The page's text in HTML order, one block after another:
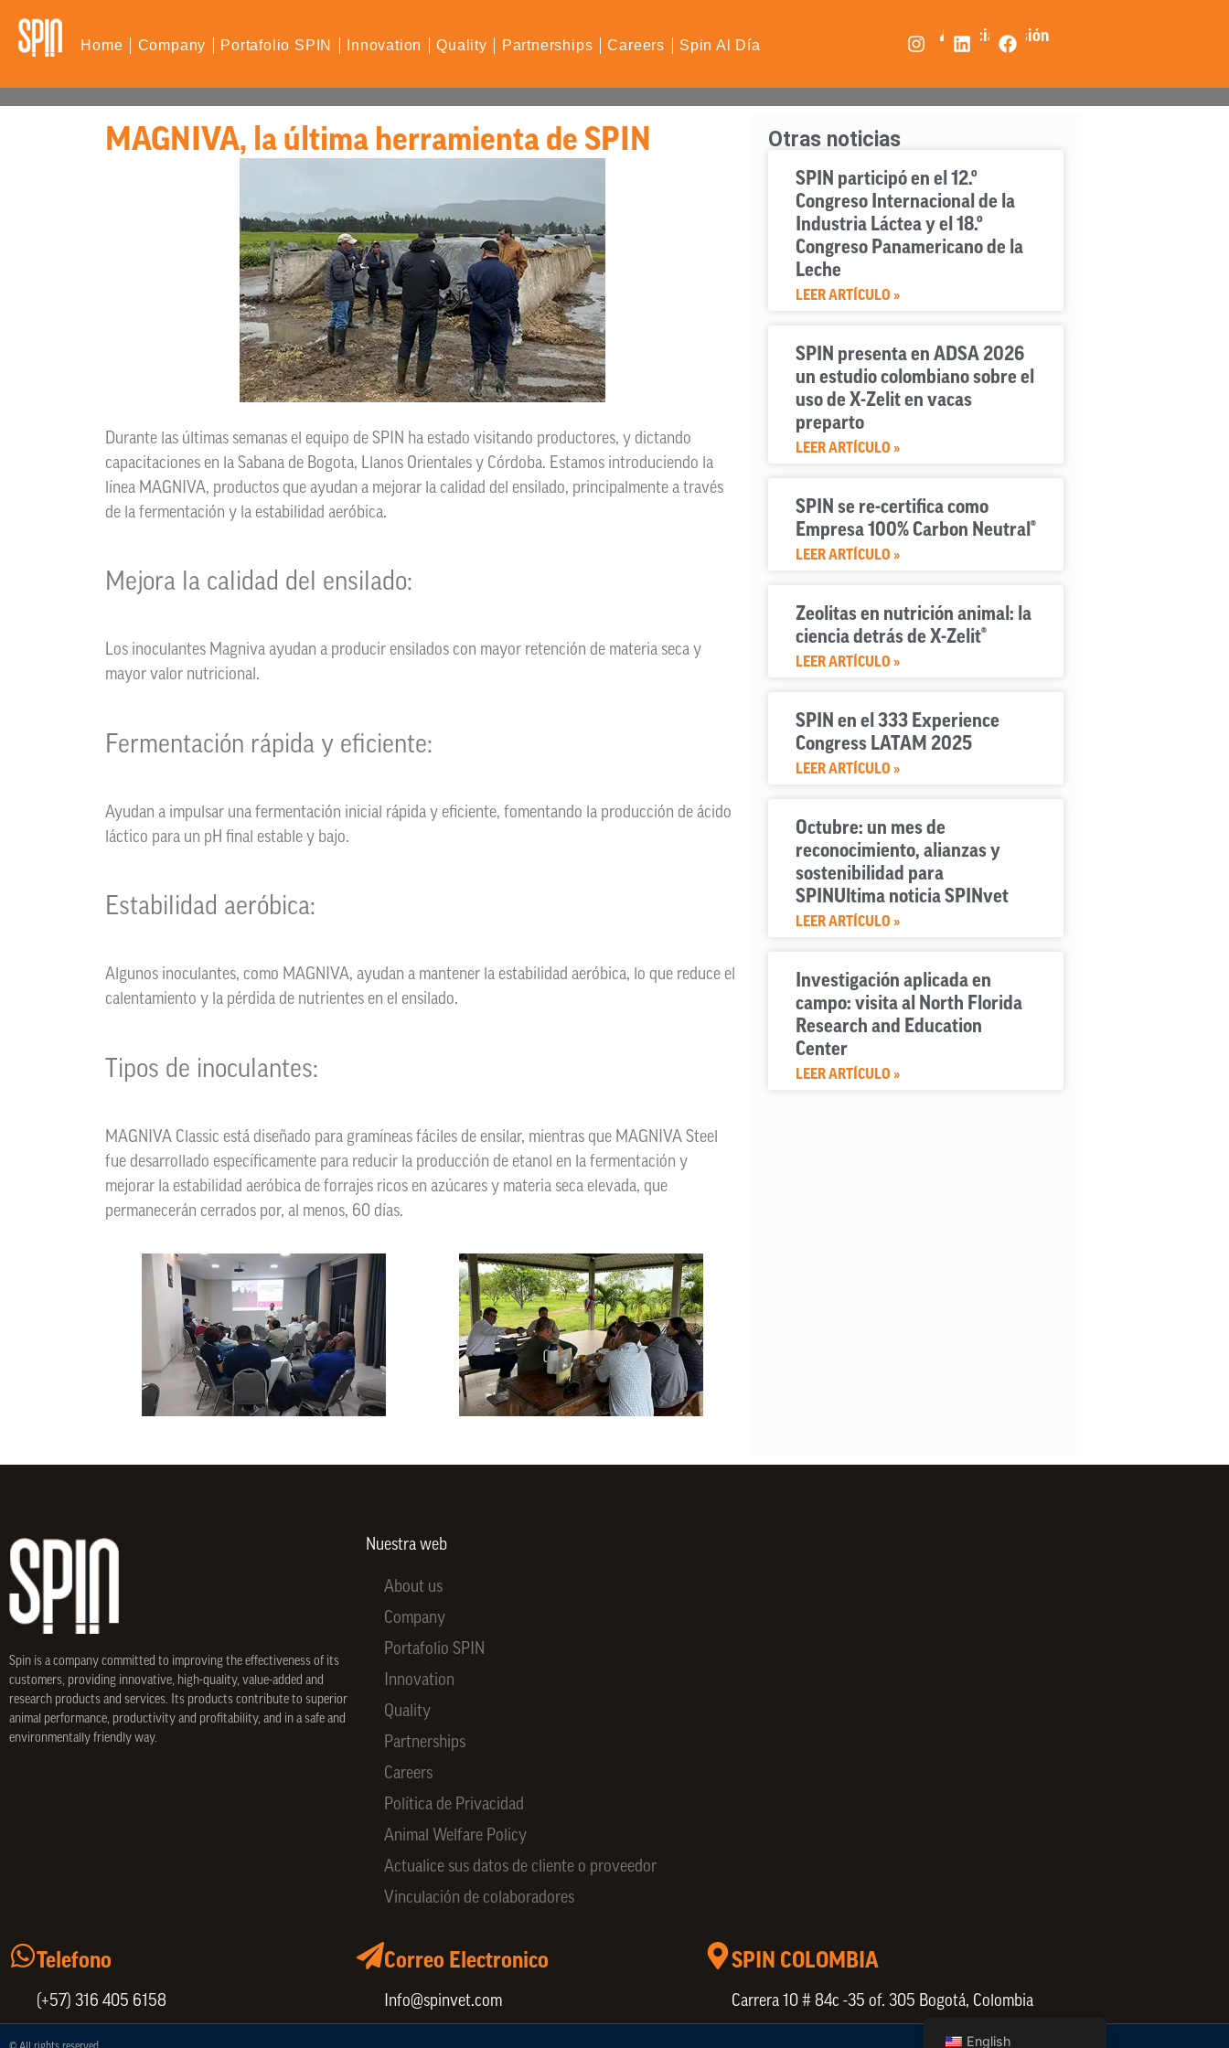
Home Company Portafolio SPIN Innovation Quality Partnerships Careers Spin Al Día 👤 Iniciar Sesión
MAGNIVA, la última herramienta de SPIN
Durante las últimas semanas el equipo de SPIN ha estado visitando productores, y dictando
capacitaciones en la Sabana de Bogota, Llanos Orientales y Córdoba. Estamos introduciendo la
línea MAGNIVA, productos que ayudan a mejorar la calidad del ensilado, principalmente a través
de la fermentación y la estabilidad aeróbica.
Mejora la calidad del ensilado:
Los inoculantes Magniva ayudan a producir ensilados con mayor retención de materia seca y
mayor valor nutricional.
Fermentación rápida y eficiente:
Ayudan a impulsar una fermentación inicial rápida y eficiente, fomentando la producción de ácido
láctico para un pH final estable y bajo.
Estabilidad aeróbica:
Algunos inoculantes, como MAGNIVA, ayudan a mantener la estabilidad aeróbica, lo que reduce el
calentamiento y la pérdida de nutrientes en el ensilado.
Tipos de inoculantes:
MAGNIVA Classic está diseñado para gramíneas fáciles de ensilar, mientras que MAGNIVA Steel
fue desarrollado específicamente para reducir la producción de etanol en la fermentación y
mejorar la estabilidad aeróbica de forrajes ricos en azúcares y materia seca elevada, que
permanecerán cerrados por, al menos, 60 días.
Otras noticias
SPIN participó en el 12.º
Congreso Internacional de la
Industria Láctea y el 18.º
Congreso Panamericano de la
Leche
LEER ARTÍCULO »
SPIN presenta en ADSA 2026
un estudio colombiano sobre el
uso de X-Zelit en vacas
preparto
LEER ARTÍCULO »
SPIN se re-certifica como
Empresa 100% Carbon Neutral®
LEER ARTÍCULO »
Zeolitas en nutrición animal: la
ciencia detrás de X-Zelit®
LEER ARTÍCULO »
SPIN en el 333 Experience
Congress LATAM 2025
LEER ARTÍCULO »
Octubre: un mes de
reconocimiento, alianzas y
sostenibilidad para
SPINUltima noticia SPINvet
LEER ARTÍCULO »
Investigación aplicada en
campo: visita al North Florida
Research and Education
Center
LEER ARTÍCULO »
Spin is a company committed to improving the effectiveness of its
customers, providing innovative, high-quality, value-added and
research products and services. Its products contribute to superior
animal performance, productivity and profitability, and in a safe and
environmentally friendly way.
Nuestra web
About us
Company
Portafolio SPIN
Innovation
Quality
Partnerships
Careers
Política de Privacidad
Animal Welfare Policy
Actualice sus datos de cliente o proveedor
Vinculación de colaboradores
Telefono
(+57) 316 405 6158
Correo Electronico
Info@spinvet.com
SPIN COLOMBIA
Carrera 10 # 84c -35 of. 305 Bogotá, Colombia
English